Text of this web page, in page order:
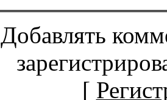
Добавлять
[